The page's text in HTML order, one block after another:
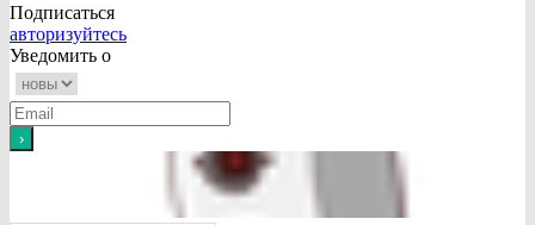
Подписаться
авторизуйтесь
Уведомить о